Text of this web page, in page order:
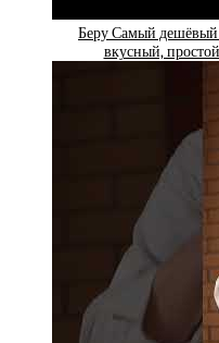
Беру Самый дешёвый
вкусный,